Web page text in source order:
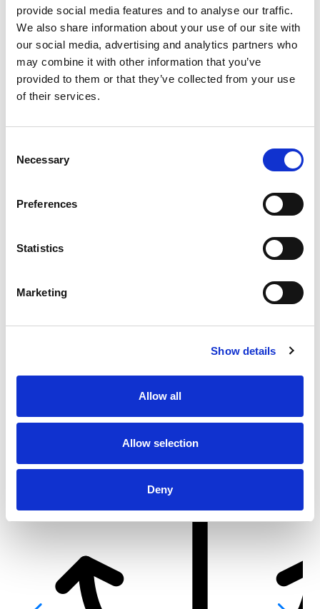
provide social media features and to analyse our traffic.
We also share information about your use of our site with
our social media, advertising and analytics partners who
may combine it with other information that you’ve
provided to them or that they’ve collected from your use
of their services.
Selection
Necessary
Preferences
Statistics
Marketing
Show details
Allow all
Allow selection
Deny